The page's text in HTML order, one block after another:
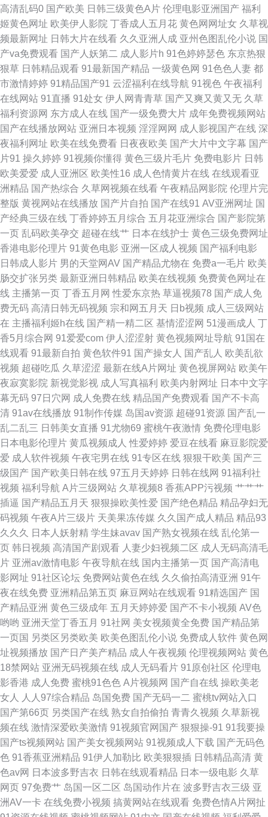
小视d 97热超碰 91熟女色 亚洲乱轮小说网站 性爱永久免费 91激情 久草cn
91官网网页版 三级成人日韩 久草大香蕉91 美女漏逼视频 天天操屄网 国产精
品资源站 91熟妇探花 无码微视频 欧美成人抽插 超碰人人澡 99超碰人妻99
黄污网页在线观看 成人剧场网址 在线观看小视频 操逼片不卡 日韩爽片 欧美
人与兽A片 99这里 日本AV网站 精品自拍傳媒 三级日韩中文字幕 韩国有码无
码Av 成人网视频 99超碰在线精 欧州包情成人一区 成人网在线 日韩欧美中字
成人性交免费视屏 韩日裸片 国产三级网 色五月97 国区一区二区视频 69AV
视频 最新色色五月天 亚洲97色se 亚洲国产黄色精品 成人AⅤ 91爱爱在线影
院 91黄视屏 国产美女黄色网站 青青草原影院 另类黑人av Aa综合色网 九一
网站免费看 99热精品9 97福利射 少妇伦精 欧美一级黄色A片 大香蕉55 日本
人妖毛片 欧美综合 欧日美中文字幕 91少妇福利姬 欧美色性 日本肏屄网 91
给我女成人 美女搞黄 人人色人人乐人人 狠狠退福利视频 中文字幕第15页 99
爱人人 91在线视频资源 青娱乐91 色香焦尹人网 日韩免费性网站 激情网站
大香蕉伊人毛 AV高清在线播放 亚洲天堂免费视频 AV网天天 操碰五月天 AV
密穴老司机 久久丁香五月综合 操碰视频91 丝袜玉足五月天 91福利社色色 午
夜久色
高清乱码0 国产欧美 日韩三级黄色A片 伦理电影亚洲国产 福利
姬黄色网址 欧美伊人影院 丁香成人五月花 黄色网网址女 久草视
频最新网址 日韩大片在线看 久久亚洲人成 亚州色图乱伦小说 国
产va免费观看 国产人妖第二 成人影片h 91色婷婷瑟色 东京热狠
狠草 日韩精品观看 91最新国产精品 一级黄色网 91色色人妻 都
市激情婷婷 91精品国产91 云涩福利在线导航 91视色 午夜福利
在线网站 91直播 91处女 伊人网青青草 国产又爽又黄又无 久草
福利资源网 东方成人在线 国产一级免费大片 成年免费视频网站
国产在线播放网站 亚洲日本视频 淫淫网网 成人影视国产在线 深
夜福利网址 欧美在线免费看 日夜夜欧美 国产大片中文字幕 国产
片91 操久婷婷 91视频你懂得 黄色三级片毛片 免费电影片 日韩
欧美爱爱 成人亚洲区 欧美性16 成人色情黄片在线 在线观看亚
洲精品 国产热综合 久草网视频在线看 午夜精品网影院 伦理片完
整版 黄视网站在线播放 国产片自拍 国产在线91 AV亚洲网址 国
产经典三级在线 丁香婷婷五月综合 五月花亚洲综合 国产影院第
一页 乱码欧美孕交 超碰在线艹 日本在线护士 黄色三级免费网址
香港电影伦理片 91黄色电影 亚洲一区成人视频 国产福利电影
日韩成人影片 男的天堂网AV 国产精品尤物在 免费a一毛片 欧美
肠交扩张另类 最新亚洲日韩精品 欧美在线视频 免费黄色网址在
线 主播第一页 丁香五月网 性爱东京热 草逼视频78 国产成人免
费无码 高清日韩无码视频 宗和网五月天 日b视频 成人三级网站
在 主播福利姬h在线 国产精一精二区 基情涩涩网 51漫画成人 丁
香5月综合网 91爱爱com 伊人涩涩射 黄色视频网址导航 91国在
线观看 91最新自拍 黄色软件91 国产操女人 国产乱人 欧美乱欲
视频 超碰吃瓜 久草涩涩 最新在线A片网址 黄色视屏网站 欧美午
夜寂寞影院 新视觉影视 成人写真福利 欧美内射网址 日本中文字
幕无码 97日穴网 成人免费在线 精品国产免费观看 国产不卡高
清 91av在线播放 91制作传媒 岛国av资源 超碰91资源 国产乱一
乱二乱三 日韩美女直播 91尤物69 蜜桃午夜激情 免费伦理电影
日本电影伦理片 黄瓜视频成人 性爱婷婷 爱豆在线看 麻豆影院爱
爱 成人软件视频 午夜宅男在线 91专区在线 狠狠干欧美 国产三
级国产 国产欧美日韩在线 97五月天婷婷 日韩在线网 91福利社
视频 福利导航 A片三级网站 久草视频8 香蕉APP污视频 艹艹艹
插逼 国产精品五月天 狠狠操欧美性爱 国产绝色精品 精品孕妇无
码视频 午夜A片三级片 天美果冻传媒 久久国产成人精品 精品93
久久久
日本人妖射精 学生妹avav 国产熟女视频在线 乱伦第一
页 韩日视频 高清国产剧观看 人妻少妇视频二区 成人无码高清毛
片 亚洲av激情电影 午夜导航在线 国内主播第一页 国产高清电
影网址 91社区论坛 免费网站黄色在线 久久偷拍高清亚洲 91午
夜在线免费 亚洲精品第五页 麻豆网站在线观看 91精选国产 国
产精品亚洲 黄色三级成年 五月天婷婷爱 国产不卡小视频 AV色
哟哟 亚洲天堂丁香五月 91社网 美女视频黄全免费 国产精品第
一页国 另类区另类欧美 欧美色图乱伦小说 免费成人软件 黄色网
址视频播放 国产日产美产精品 成人午夜视频 伦理视频网站 黄色
18禁网站 亚洲无码视频在线 成人无码看片 91原创社区 伦理电
影香港 成人免费 蜜桃91色色 A片视频网 国产自在线 操欧美老
女人
人人97综合精品 岛国免费 国产无码一二 蜜桃tv网站入口
国产第66页 另类国产在线 熟女自拍偷拍 青青久视频 久草新视
频在线 激情深爱欧美激情 91视频官网国产 狠狠操-91 91我要操
国产ts视频网站 国产美女视频网站 91视频成人下载 国产无码色
色 91香蕉亚洲精品 91伊人加勒比 欧美狠狠插 日韩精品高清 黄
色av网 日本波多野吉衣 日韩在线观看精品 日本一级电影 久草
网页 97免费艹 岛国一区二区 岛国动作片在 波多野吉衣三级 亚
洲AV一卡 在线免费小视频 搞黄网站在线观看 免费色情A片网扯